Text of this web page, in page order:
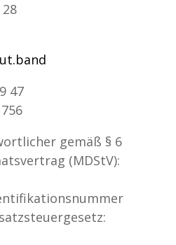
47
gemäß § 6
(MDStV):